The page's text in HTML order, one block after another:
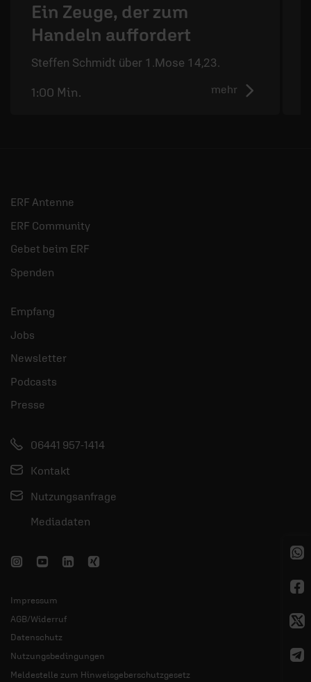
Ein Zeuge, der zum
Handeln auffordert
Steffen Schmidt über 1.Mose 14,23.
mehr
1:00 Min.
ERF Antenne
ERF Community
Gebet beim ERF
Spenden
Empfang
Jobs
Newsletter
Podcasts
Presse
06441 957-1414
Kontakt
Nutzungsanfrage
Mediadaten
Impressum
AGB/Widerruf
Datenschutz
Nutzungsbedingungen
Meldestelle zum Hinweisgeberschutzgesetz